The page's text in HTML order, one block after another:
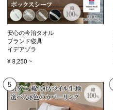
安心の今治タオル
ブランド寝具
イデアゾラ
¥ 8,250 ~